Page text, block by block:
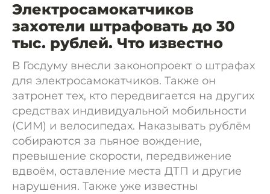
Электросамокатчиков
захотели штрафовать до 30
тыс. рублей. Что известно
В Госдуму внесли законопроект о штрафах
для электросамокатчиков. Также он
затронет тех, кто передвигается на других
средствах индивидуальной мобильности
(СИМ) и велосипедах. Наказывать рублём
собираются за пьяное вождение,
превышение скорости, передвижение
вдвоём, оставление места ДТП и другие
нарушения. Также уже известны